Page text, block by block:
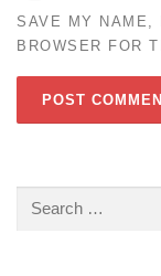
SAVE MY NAME,
BROWSER FOR
Search